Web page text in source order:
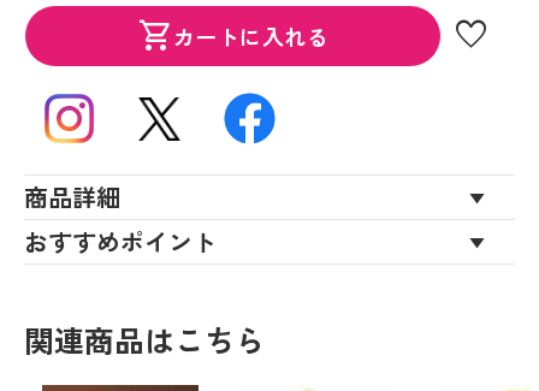
shopping_cartカートに入れる favorite
商品詳細
おすすめポイント
関連商品はこちら